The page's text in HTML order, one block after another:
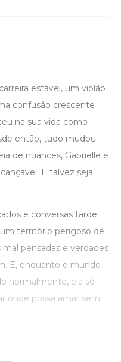
estável, um violão
confusão crescente
na sua vida como
então, tudo mudou.
de nuances, Gabrielle é
E talvez seja
e conversas tarde
território perigoso de
pensadas e verdades
E, enquanto o mundo
normalmente, ela só
onde possa amar sem